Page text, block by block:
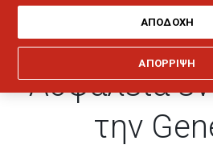
ΑΣΦΑΛΙΣΗ ΣΚΑΦΟΥΣ
Ασφάλεια
την
ΑΠΟΡΡΙΨΗ
ΑΠΟΔΟΧΗ